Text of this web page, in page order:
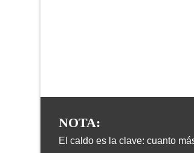
NOTA:
El caldo es la clave: cuanto